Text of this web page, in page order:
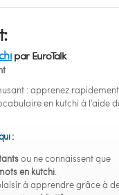
par EuroTalk
: apprenez rapidement
en kutchi à l’aide
:
ou ne connaissent que
en kutchi.
à apprendre grâce à